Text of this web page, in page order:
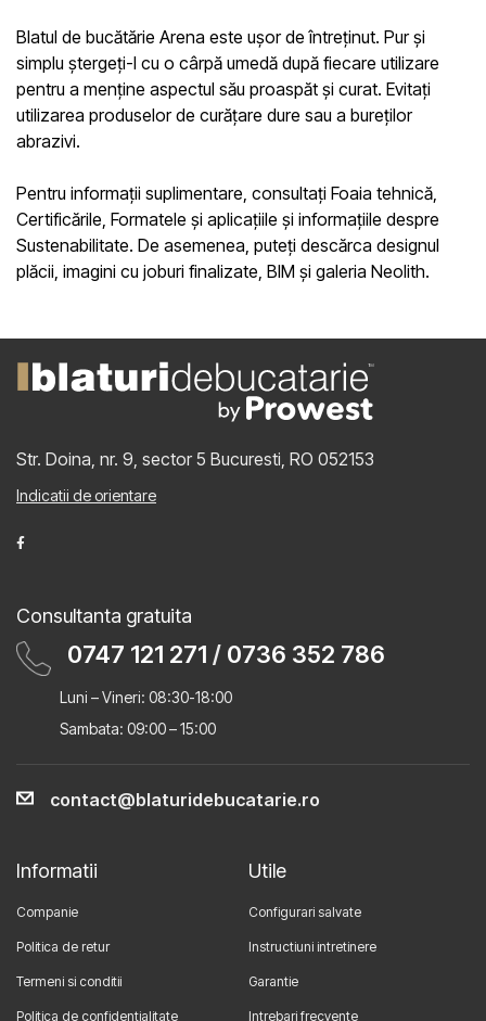
Blatul de bucătărie Arena este ușor de întreținut. Pur și
simplu ștergeți-l cu o cârpă umedă după fiecare utilizare
pentru a menține aspectul său proaspăt și curat. Evitați
utilizarea produselor de curățare dure sau a bureților
abrazivi.
Pentru informații suplimentare, consultați Foaia tehnică,
Certificările, Formatele și aplicațiile și informațiile despre
Sustenabilitate. De asemenea, puteți descărca designul
plăcii, imagini cu joburi finalizate, BIM și galeria Neolith.
Str. Doina, nr. 9, sector 5 Bucuresti, RO 052153
Indicatii de orientare
Consultanta gratuita
0747 121 271 / 0736 352 786
Luni – Vineri: 08:30-18:00
Sambata: 09:00 – 15:00
contact@blaturidebucatarie.ro
Informatii
Companie
Politica de retur
Termeni si conditii
Politica de confidentialitate
Utile
Configurari salvate
Instructiuni intretinere
Garantie
Intrebari frecvente